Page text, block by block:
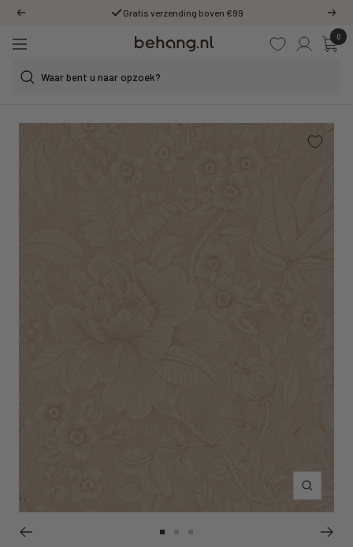
naar
content
Vorige Gratis verzending boven €99
0
Behang.nl
Navigatie
Inzoomen